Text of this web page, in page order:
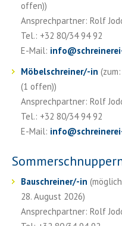
offen))
Ansprechpartner: Rolf
Tel.: +32 80/34 94 92
E-Mail: info@
Möbelschreiner/-in
(1 offen))
Ansprechpartner: Rolf
Tel.: +32 80/34 94 92
E-Mail: info@
Bauschreiner/-in
28. August 2026)
Ansprechpartner: Rolf